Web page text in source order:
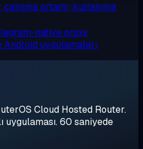
ortamı, kullanıma
native proxy
Android uygulamaları
Cloud Hosted Router.
uygulaması. 60 saniyede